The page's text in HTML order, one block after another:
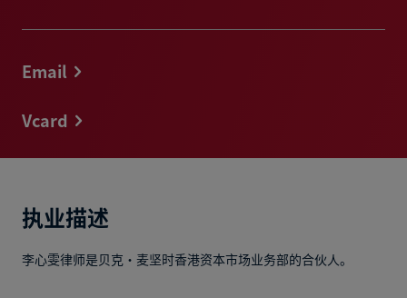
Email
Vcard
执业描述
李心雯律师是贝克·麦坚时香港资本市场业务部的合伙人。